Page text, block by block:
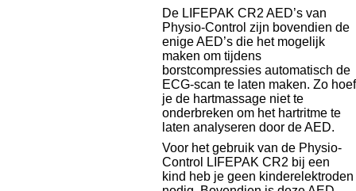
De LIFEPAK CR2 AED’s van
Physio-Control zijn bovendien de
enige AED’s die het mogelijk
maken om tijdens
borstcompressies automatisch de
ECG-scan te laten maken. Zo hoef
je de hartmassage niet te
onderbreken om het hartritme te
laten analyseren door de AED.
Voor het gebruik van de Physio-
Control LIFEPAK CR2 bij een
kind heb je geen kinderelektroden